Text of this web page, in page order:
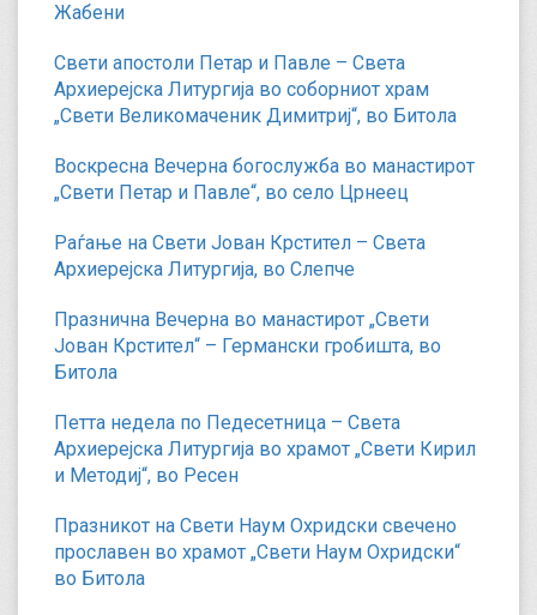
Жабени
Свети апостоли Петар и Павле – Света
Архиерејска Литургија во соборниот храм
„Свети Великомаченик Димитриј“, во Битола
Воскресна Вечерна богослужба во манастирот
„Свети Петар и Павле“, во село Црнеец
Раѓање на Свети Јован Крстител – Света
Архиерејска Литургија, во Слепче
Празнична Вечерна во манастирот „Свети
Јован Крстител“ – Германски гробишта, во
Битола
Петта недела по Педесетница – Света
Архиерејска Литургија во храмот „Свети Кирил
и Методиј“, во Ресен
Празникот на Свети Наум Охридски свечено
прославен во храмот „Свети Наум Охридски“
во Битола